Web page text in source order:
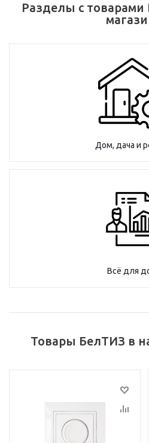
Разделы с
Дом, дача и
Всё для
Товары БелТИЗ в